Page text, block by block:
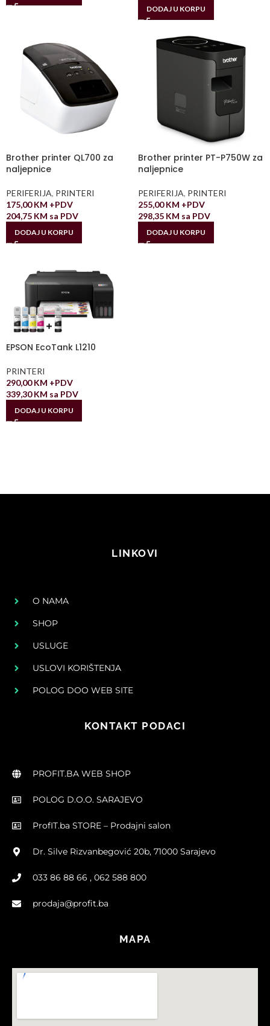
DODAJ U KORPU
Brother printer QL700 za
naljepnice
PERIFERIJA, PRINTERI
175,00KM +PDV
204,75 KM sa PDV
DODAJ U KORPU
Brother printer PT-P750W za
naljepnice
PERIFERIJA, PRINTERI
255,00KM +PDV
298,35 KM sa PDV
DODAJ U KORPU
EPSON EcoTank L1210
PRINTERI
290,00KM +PDV
339,30KM sa PDV
DODAJ U KORPU
LINKOVI
O NAMA
SHOP
USLUGE
USLOVI KORIŠTENJA
POLOG DOO WEB SITE
KONTAKT PODACI
PROFIT.BA WEB SHOP
POLOG D.O.O. SARAJEVO
ProfIT.ba STORE – Prodajni salon
Dr. Silve Rizvanbegović 20b, 71000 Sarajevo
033 86 88 66 , 062 588 800
prodaja@profit.ba
MAPA